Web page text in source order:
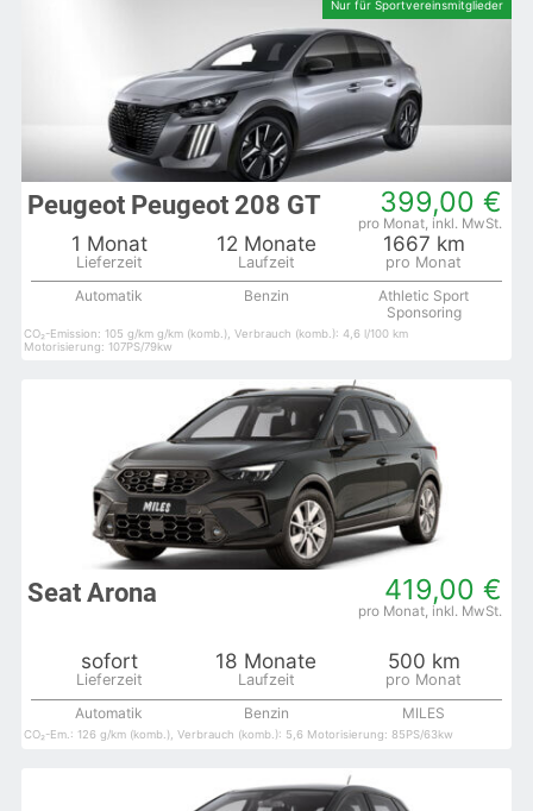
399,00 €
Peugeot Peugeot 208 GT
1 Monat 12 Monate 1667 km
Automatik Benzin
Athletic Sport
Sponsoring
CO₂-Emission: 105 g/km g/km (komb.), Verbrauch (komb.): 4,6 l/100 km
Motorisierung: 107PS/79kw
419,00 €
Seat Arona
sofort 18 Monate 500 km
Automatik Benzin MILES
CO₂-Em.: 126 g/km (komb.), Verbrauch (komb.): 5,6 Motorisierung: 85PS/63kw